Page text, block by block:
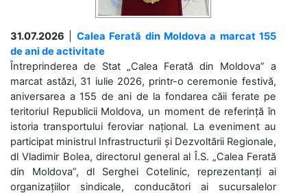
31.07.2026
Calea Ferată din Moldova a marcat 155
de ani de activitate
Întreprinderea de Stat „Calea Ferată din Moldova” a
marcat astăzi, 31 iulie 2026, printr-o ceremonie festivă,
aniversarea a 155 de ani de la fondarea căii ferate pe
teritoriul Republicii Moldova, un moment de referință în
istoria transportului feroviar național. La eveniment au
participat ministrul Infrastructurii și Dezvoltării Regionale,
dl Vladimir Bolea, directorul general al Î.S. „Calea Ferată
din Moldova”, dl Serghei Cotelinic, reprezentanți ai
organizațiilor sindicale, conducători ai sucursalelor